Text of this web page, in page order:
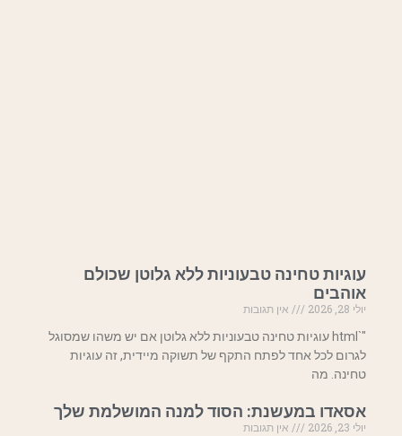
עוגיות טחינה טבעוניות ללא גלוטן שכולם
אוהבים
יולי 28, 2026
אין תגובות
"`html עוגיות טחינה טבעוניות ללא גלוטן אם יש משהו שמסוגל
לגרום לכל אחד לפתח התקף של תשוקה מיידית, זה עוגיות
טחינה. מה
אסאדו במעשנת: הסוד למנה המושלמת שלך
יולי 23, 2026
אין תגובות